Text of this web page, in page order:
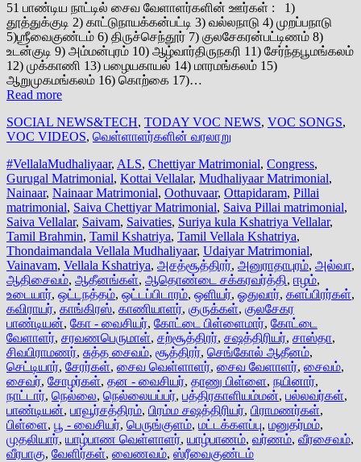
51 பாண்டிய நாட்டில் சைவ வேளாளர்களின் ஊர்கள் : 1)
தூத்துக்குடி 2) காட்டுநாயக்கன்பட்டி 3) வல்லநாடு 4) முறப்பநாடு
5)ஶ்ரீவைகுண்டம் 6) திருச்செந்தூர் 7) குலசேகரன்பட்டிணம் 8)
உடன்குடி 9) அம்மன்புரம் 10) ஆழ்வார்திருநகரி 11) சேர்ந்தபூமங்கலம்
12) முக்காணி 13) பழையகாயல் 14) மாரமங்கலம் 15)
ஆறுமுகமங்கலம் 16) கொற்கை 17)…
Read more
SOCIAL NEWS&TECH, TODAY VOC NEWS, VOC SONGS,
VOC VIDEOS, வெள்ளாளர்களின் வரலாறு
#VellalaMudhaliyaar, ALS, Chettiyar Matrimonial, Congress,
Gurugal Matrimonial, Kottai Vellalar, Mudhaliyaar Matrimonial,
Nainaar, Nainaar Matrimonial, Oothuvaar, Ottapidaram, Pillai
matrimonial, Saiva Chettiyar Matrimonial, Saiva Pillai matrimonial,
Saiva Vellalar, Saivam, Saivaties, Suriya kula Kshatriya Vellalar,
Tamil Brahmin, Tamil Kshatriya, Tamil Vellala Kshatriya,
Thondaimandala Vellala Mudhaliyaar, Udaiyar Matrimonial,
Vainavam, Vellala Kshatriya, அசத்சூத்திரர், அனுராதாபுரம், அல்வா,
ஆதிசைவம், ஆதீனங்கள், ஆதொண்டை சக்கரவர்த்தி, ஈழம்,
உடையார், ஒட்டநத்தம், ஒட்டப்பிடாரம், ஒளியர், ஓதுவார், களப்பிரர்கள்,
கவிராயர், காங்கிரஸ், காணியாளர், குருக்கள், குலசேகர
பாண்டியன், கோ - வைசியர், கோட்டை பிள்ளைமார், கோட்டை
வேளாளர், சரவணபெருமாள், சற்சூத்திரர், சஷத்திரியர், சாஸ்தா,
சிவபிராமணர், சுத்த சைவம், சூத்திரர், செங்கோல் ஆதீனம்,
செட்டியார், சேரர்கள், சைவ வெள்ளாளர், சைவ வேளாளர், சைவம்,
சைவர், சோழர்கள், தன - வைசியர், தாணு பிள்ளை, நயினார்,
நாட்டார், நெல்லை, நெல்லையப்பர், பத்திரகாளியம்மன், பல்லவர்கள்,
பாண்டியன், பாவூர்சத்திரம், பிரம்ம சஷத்திரியர், பிராமணர்கள்,
பிள்ளை, பூ - வைசியர், பெருங்குளம், மட்டக்களப்பு, மனுதர்மம்,
முதலியார், யாழ்பாண வெள்ளாளர், யாழ்பாணம், வர்ணம், வீரசைவம்,
வீரபாகு, வேளிர்கள், வைணவம், ஸ்ரீவைகுண்டம்